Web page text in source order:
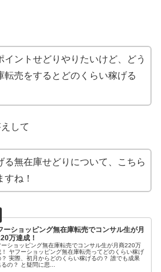
イントせどりやりたいけど、どう
転売をするとどのくらい稼げる
して
る無在庫せどりについて、こちら
すね！
ーショッピング無在庫転売でコンサル生が月
万達成！
ーショッピング無在庫転売でコンサル生が月商220万
！ ヤフーショッピング無在庫転売ってどのくらい稼げ
？ 実際、初月からどのくらい稼げるの？ 誰でも成果
の？ と疑問に思...